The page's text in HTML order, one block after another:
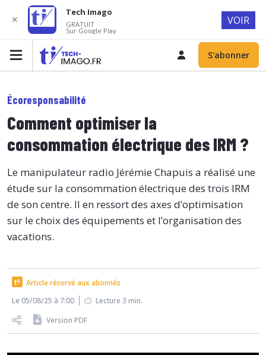
S'abonner
Écoresponsabilité
Comment optimiser la
consommation électrique des IRM ?
Le manipulateur radio Jérémie Chapuis a réalisé une
étude sur la consommation électrique des trois IRM
de son centre. Il en ressort des axes d’optimisation
sur le choix des équipements et l’organisation des
vacations.
Article réservé aux abonnés
Le 05/08/25 à 7:00
Lecture 3 min.
Version PDF
✕
Tech Imago
GRATUIT
Sur Google Play
VOIR